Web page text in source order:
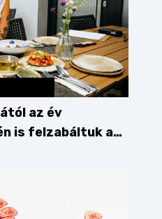
az év
is felzabáltuk a